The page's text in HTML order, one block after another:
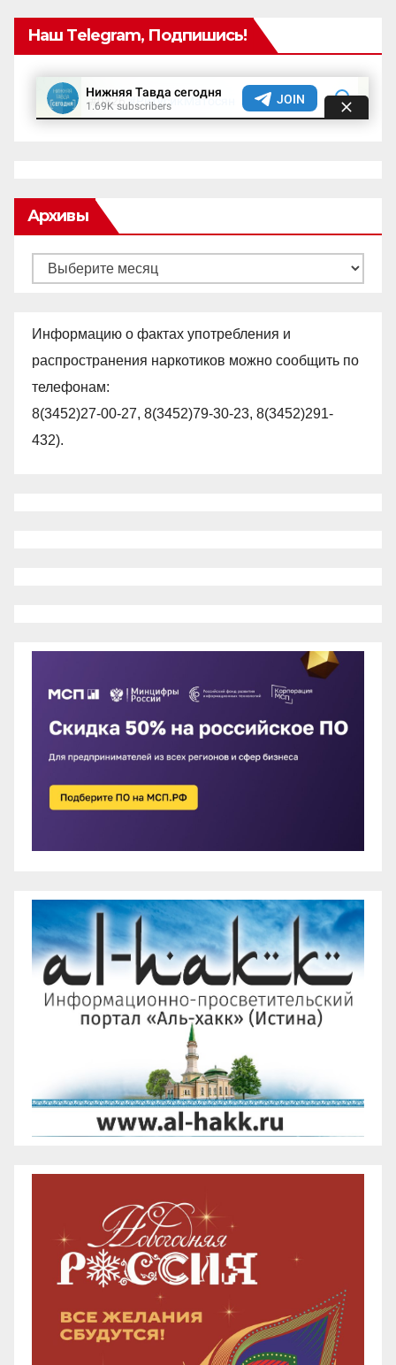
Наш Telegram, Подпишись!
Архивы
Архивы
Информацию о фактах употребления и
распространения наркотиков можно сообщить по
телефонам:
8(3452)27-00-27, 8(3452)79-30-23, 8(3452)291-
432).